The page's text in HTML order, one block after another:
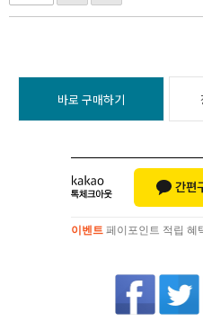
바로 구매하기
이벤트 페이포인트 적립 혜